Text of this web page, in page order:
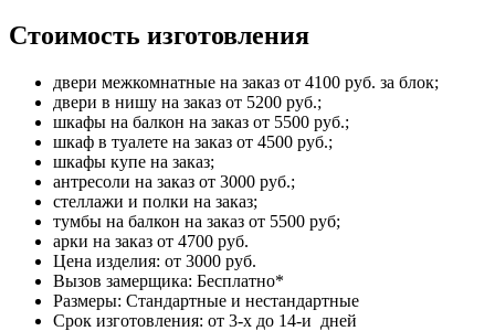
Стоимость изготовления
двери межкомнатные на заказ от 4100 руб. за блок;
двери в нишу на заказ от 5200 руб.;
шкафы на балкон на заказ от 5500 руб.;
шкаф в туалете на заказ от 4500 руб.;
шкафы купе на заказ;
антресоли на заказ от 3000 руб.;
стеллажи и полки на заказ;
тумбы на балкон на заказ от 5500 руб;
арки на заказ от 4700 руб.
Цена изделия: от 3000 руб.
Вызов замерщика: Бесплатно*
Размеры: Стандартные и нестандартные
Срок изготовления: от 3-х до 14-и дней